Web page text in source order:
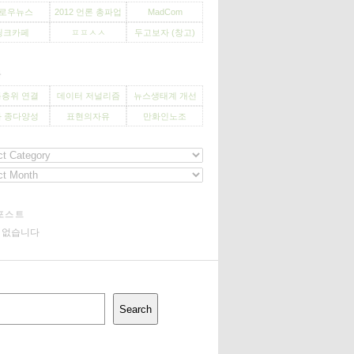
우뉴스 2012 언론 총파업 MadCom
크카페 ㅍㅍㅅㅅ 두고보자 (창고)
위 연결 데이터 저널리즘 뉴스생태계 개선
종다양성 표현의자유 만화인노조
스트
없습니다
Search